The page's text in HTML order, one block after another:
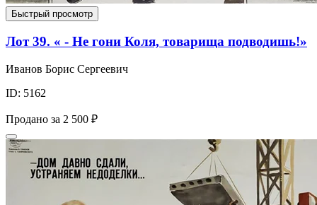
Быстрый просмотр
Лот 39. « - Не гони Коля, товарища подводишь!»
Иванов Борис Сергеевич
ID: 5162
Продано за 2 500 ₽